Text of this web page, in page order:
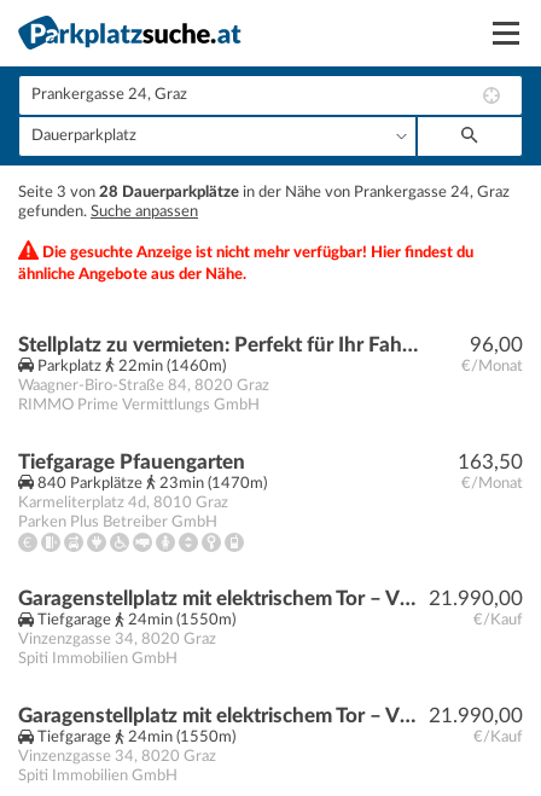
Suchen
Vermieten
Anmelden
Seite 3 von 28 Dauerparkplätze in der Nähe von Prankergasse 24, Graz
gefunden. Suche anpassen
Die gesuchte Anzeige ist nicht mehr verfügbar! Hier findest du
ähnliche Angebote aus der Nähe.
96,00
€/Monat
Stellplatz zu vermieten: Perfekt für Ihr Fahrzeug!
Parkplatz
22min (1460m)
Waagner-Biro-Straße 84, 8020 Graz
RIMMO Prime Vermittlungs GmbH
163,50
€/Monat
Tiefgarage Pfauengarten
840 Parkplätze
23min (1470m)
Karmeliterplatz 4d, 8010 Graz
Parken Plus Betreiber GmbH
21.990,00
€/Kauf
Garagenstellplatz mit elektrischem Tor – Vinzenzgasse 32-34
Tiefgarage
24min (1550m)
Vinzenzgasse 34, 8020 Graz
Spiti Immobilien GmbH
21.990,00
€/Kauf
Garagenstellplatz mit elektrischem Tor – Vinzenzgasse 32-34
Tiefgarage
24min (1550m)
Vinzenzgasse 34, 8020 Graz
Spiti Immobilien GmbH
+
−